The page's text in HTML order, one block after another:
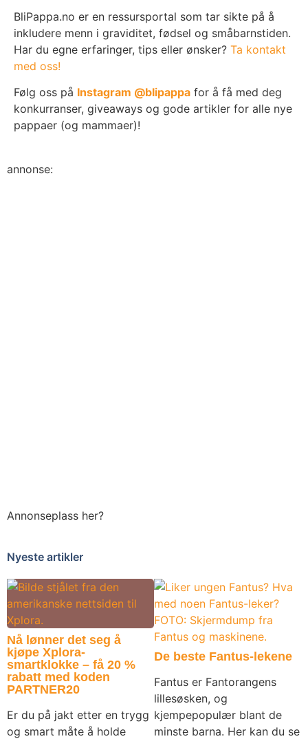
BliPappa.no er en ressursportal som tar sikte på å
inkludere menn i graviditet, fødsel og småbarnstiden.
Har du egne erfaringer, tips eller ønsker? Ta kontakt
med oss!
Følg oss på Instagram @blipappa for å få med deg
konkurranser, giveaways og gode artikler for alle nye
pappaer (og mammaer)!
annonse:
Annonseplass her?
Nyeste artikler
Nå lønner det seg å
kjøpe Xplora-
smartklokke – få 20 %
rabatt med koden
PARTNER20
Er du på jakt etter en trygg
og smart måte å holde
De beste Fantus-lekene
Fantus er Fantorangens
lillesøsken, og
kjempepopulær blant de
minste barna. Her kan du se